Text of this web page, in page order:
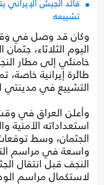
قائد الجيش الإيراني
تشييعه
وكان قد وصل في
اليوم الثلاثاء،
خامنئي إلى مطار
طائرة إيرانية
التشييع في مدينتي
وأعلن العراق في
استعداداته الأمنية
الجثمان، وسط
واسعة في مراسم
النجف قبل انتقال
لاستكمال مراسم